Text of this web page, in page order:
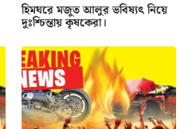
হিমঘরে মজুত আলুর ভবিষ্যৎ নিয়ে
দুঃশ্চিন্তায় কৃষকেরা।